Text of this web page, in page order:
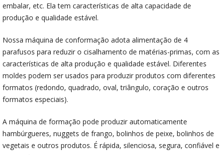
embalar, etc. Ela tem características de alta capacidade de
produção e qualidade estável.
Nossa máquina de conformação adota alimentação de 4
parafusos para reduzir o cisalhamento de matérias-primas, com as
características de alta produção e qualidade estável. Diferentes
moldes podem ser usados para produzir produtos com diferentes
formatos (redondo, quadrado, oval, triângulo, coração e outros
formatos especiais).
A máquina de formação pode produzir automaticamente
hambúrgueres, nuggets de frango, bolinhos de peixe, bolinhos de
vegetais e outros produtos. É rápida, silenciosa, segura, confiável e